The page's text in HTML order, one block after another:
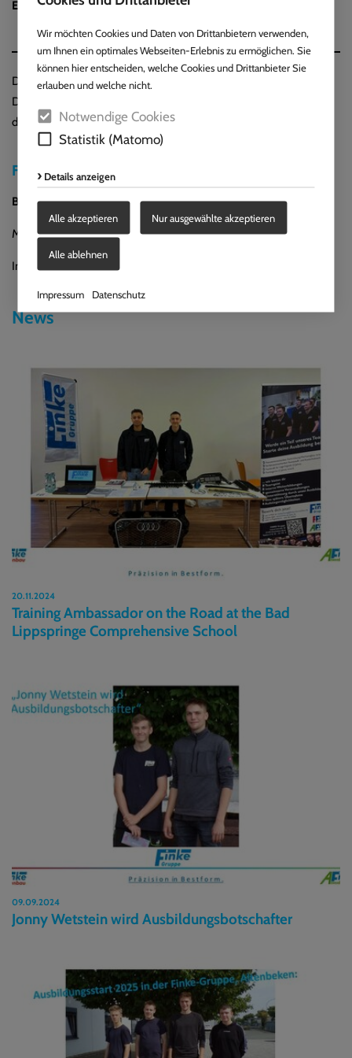
Wir möchten Cookies und Daten von Drittanbietern verwenden,
um Ihnen ein optimales Webseiten-Erlebnis zu ermöglichen. Sie
können hier entscheiden, welche Cookies und Drittanbieter Sie
erlauben und welche nicht.
Notwendige Cookies
Statistik (Matomo)
Details anzeigen
Alle akzeptieren Nur ausgewählte akzeptieren
Alle ablehnen
Impressum Datenschutz
E-Mail:rene.tillmann@finke-gruppe.de
Deine Ausbildung endet mit der IHK-Abschlussprüfung, nach der
Du im besten Falle in Deiner favorisierten Fachabteilung bei uns
durchstarten kannst!
Für 2026 haben wir noch Ausbildungsplätze frei.
Bewirb Dich noch heute bei uns!
Mail: bewerbung@finke-gruppe.de
Informiere Dich gerne persönlich, telefonisch oder per Mail.
News
20.11.2024
Training Ambassador on the Road at the Bad
Lippspringe Comprehensive School
09.09.2024
Jonny Wetstein wird Ausbildungsbotschafter